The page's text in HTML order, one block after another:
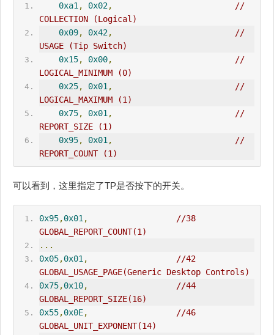
0xa1 , 0x02,
//
COLLECTION (Logical)
0x09, 0x42,
//
USAGE (Tip Switch)
0x15, 0x00,
//
LOGICAL_MINIMUM (0)
0x25, 0x01 ,
//
LOGICAL_MAXIMUM (1)
0x75, 0x01 ,
//
REPORT_SIZE (1)
0x95, 0x01 ,
//
REPORT_COUNT (1)
可以看到，这里指定了TP是否按下的开关。
0x95,0x01 ,
//38
GLOBAL_REPORT_COUNT(1)
...
0x05,0x01 ,
//42
GLOBAL_ USAGE_PAGE(Generic Desktop Controls)
0x75,0x10,
//44
GLOBAL_REPORT_SIZE(16)
0x55,0x0E,
//46
GLOBAL_UNIT_EXPONENT(14)